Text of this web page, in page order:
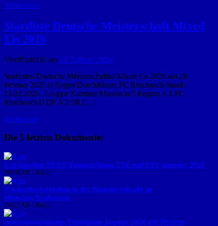
Weiterlesen
Startliste Deutsche Meisterschaft Mixed
Eis 2026
Veröffentlicht am 13. Februar 2026
Startlisten Deutsche Meisterschaften Mixed Eis 2026 am 28.
Februar 2025 in Regen Durchführer: FC Rinchnach Stand:
13.02.2026 . Gruppe Nummer Mannschaft Region A 1 FC
Rinchnach II DF A 2 SR […]
Weiterlesen
Die 5 letzten Dokumente:
Ergebnisliste DESV-Talentsichtung U16 und U19 Sommer 2026
290.98 KB 1 file(s)
Kinderstockschießen in der Hanebergstraße in
München/Neuhausen
253.27 KB 1 file(s)
Austragungsmodus Champions League 2026 der Herren